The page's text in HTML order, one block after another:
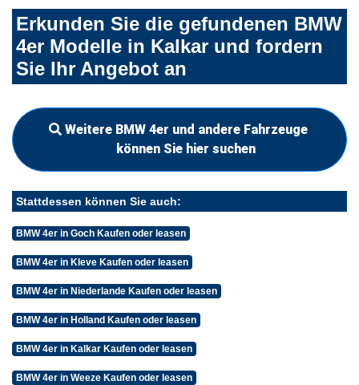
Erkunden Sie die gefundenen BMW
4er Modelle in Kalkar und fordern
Sie Ihr Angebot an
Weitere BMW 4er und andere Fahrzeuge
können Sie hier suchen
Stattdessen können Sie auch:
BMW 4er in Goch Kaufen oder leasen
BMW 4er in Kleve Kaufen oder leasen
BMW 4er in Niederlande Kaufen oder leasen
BMW 4er in Holland Kaufen oder leasen
BMW 4er in Kalkar Kaufen oder leasen
BMW 4er in Weeze Kaufen oder leasen